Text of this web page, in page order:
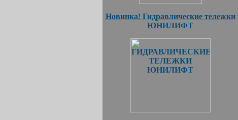
Новинка! Гидравлические тележки
ЮНИЛИФТ